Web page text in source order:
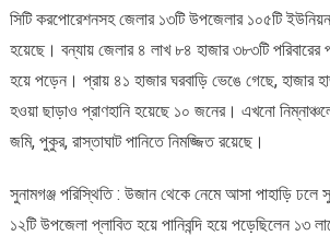
সিটি করপোরেশনসহ জেলার ১৩টি উপজেলার ১০৫টি
হয়েছে। বন্যায় জেলার ৪ লাখ ৮৪ হাজার ৩৮৩টি পরিবারের
হয়ে পড়েন। প্রায় ৪১ হাজার ঘরবাড়ি ভেঙে গেছে, হাজার
হওয়া ছাড়াও প্রাণহানি হয়েছে ১০ জনের। এখনো
জমি, পুকুর, রাস্তাঘাট পানিতে নিমজ্জিত রয়েছে।
সুনামগঞ্জ পরিস্থিতি : উজান থেকে নেমে আসা পাহাড়ি ঢলে
১২টি উপজেলা প্লাবিত হয়ে পানিবন্দি হয়ে পড়েছিলেন ১৩